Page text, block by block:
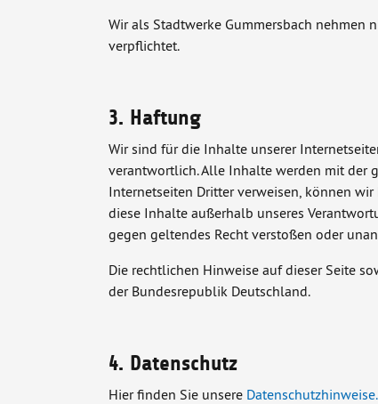
Wir als Stadtwerke Gummersbach
verpflichtet.
3. Haftung
Wir sind für die Inhalte unserer
verantwortlich. Alle Inhalte werden mit der
Internetseiten Dritter verweisen, können
diese Inhalte außerhalb unseres
gegen geltendes Recht verstoßen oder
Die rechtlichen Hinweise auf dieser Seite
der Bundesrepublik Deutschland.
4. Datenschutz
Hier finden Sie unsere Datenschutzhinweise.